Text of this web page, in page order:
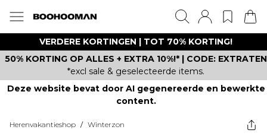
VERDERE KORTINGEN | TOT 70% KORTING!
50% KORTING OP ALLES + EXTRA 10%!* | CODE: EXTRATEN
*excl sale & geselecteerde items.
Deze website bevat door AI gegenereerde en bewerkte
content.
Herenvakantieshop / Winterzon